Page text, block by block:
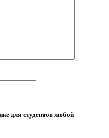
для студентов любой